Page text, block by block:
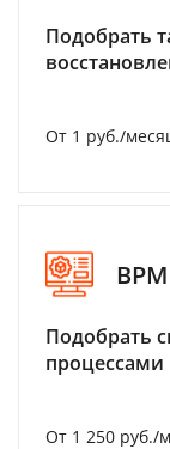
Подобрать
От 1 руб./
BPM
Подобрать
процессами
От 1 250 руб./